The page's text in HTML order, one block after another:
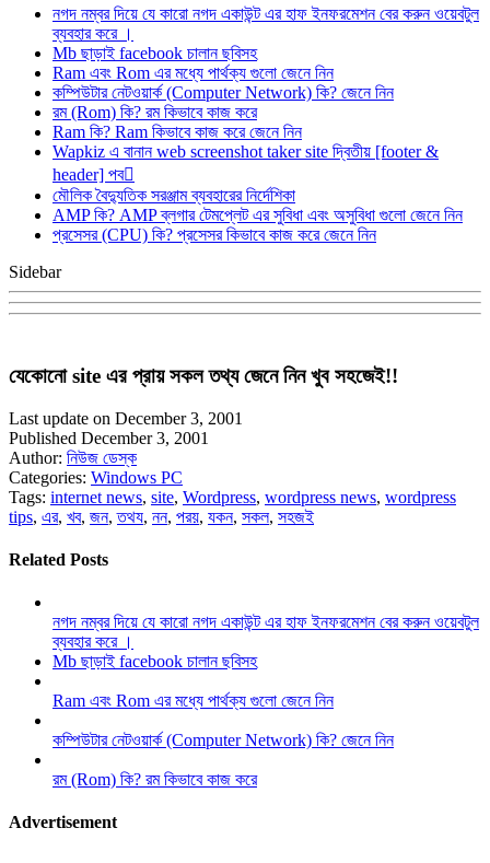
নগদ নম্বর দিয়ে যে কারো নগদ একাউন্ট এর হাফ ইনফরমেশন বের করুন ওয়েবটুল
ব্যবহার করে ।
Mb ছাড়াই facebook চালান ছবিসহ
Ram এবং Rom এর মধ্যে পার্থক্য গুলো জেনে নিন
কম্পিউটার নেটওয়ার্ক (Computer Network) কি? জেনে নিন
রম (Rom) কি? রম কিভাবে কাজ করে
Ram কি? Ram কিভাবে কাজ করে জেনে নিন
Wapkiz এ বানান web screenshot taker site দ্বিতীয় [footer &
header] পব
মৌলিক বৈদ্যুতিক সরঞ্জাম ব্যবহারের নির্দেশিকা
AMP কি? AMP ব্লগার টেমপ্লেট এর সুবিধা এবং অসুবিধা গুলো জেনে নিন
প্রসেসর (CPU) কি? প্রসেসর কিভাবে কাজ করে জেনে নিন
Sidebar
যেকোনো site এর প্রায় সকল তথ্য জেনে নিন খুব সহজেই!!
Last update on December 3, 2001
Published December 3, 2001
Author: নিউজ ডেস্ক
Categories: Windows PC
Tags: internet news, site, Wordpress, wordpress news, wordpress
tips, এর, খব, জন,তথয, নন, পরয়, যকন, সকল, সহজই
Related Posts
নগদ নম্বর দিয়ে যে কারো নগদ একাউন্ট এর হাফ ইনফরমেশন বের করুন ওয়েবটুল
ব্যবহার করে ।
Mb ছাড়াই facebook চালান ছবিসহ
Ram এবং Rom এর মধ্যে পার্থক্য গুলো জেনে নিন
কম্পিউটার নেটওয়ার্ক (Computer Network) কি? জেনে নিন
রম (Rom) কি? রম কিভাবে কাজ করে
Advertisement